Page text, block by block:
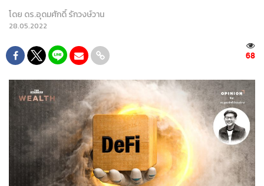
โดย ดร.อุดมศักดิ์ รักวงษ์วาน
28.05.2022
68